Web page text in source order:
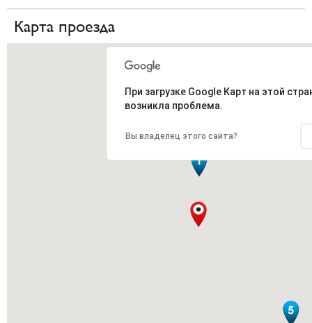
Карта проезда
При загрузке Google Карт на этой
возникла проблема.
Вы владелец этого сайта?